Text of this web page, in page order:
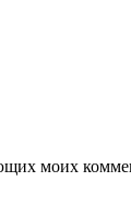
моих